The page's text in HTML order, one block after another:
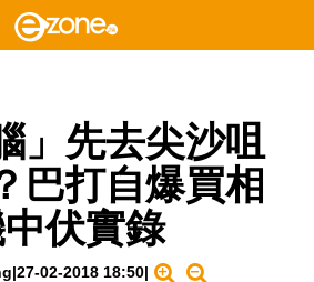
」先去尖沙咀
巴打自爆買相
伏實錄
|27-02-2018 18:50|